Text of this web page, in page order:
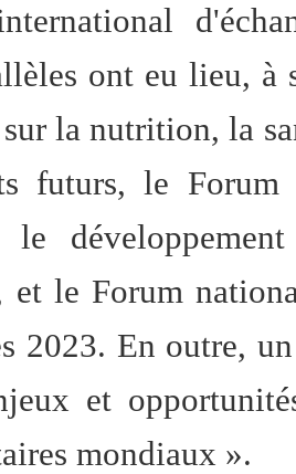
ont eu lieu, à
la nutrition, la
futurs, le
le
le Forum
2023. En outre,
et
mondiaux ».